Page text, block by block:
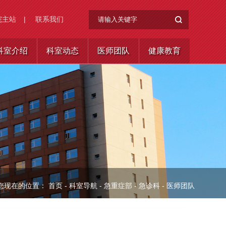
主站 | 联系我们
室介绍 科室动态 医师团队 健康教育
现在的位置： 首页 - 科室导航 - 急重症部 - 急诊科 - 医师团队